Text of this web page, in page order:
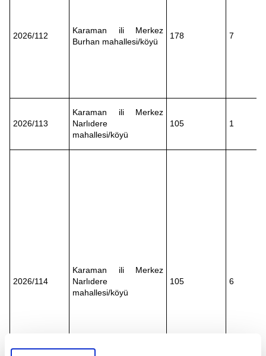
2026/112
Karaman ili Merkez
Burhan mahallesi/köyü
178 7
2026/113
Karaman ili Merkez
Narlıdere
mahallesi/köyü
105 1
2026/114
Karaman ili Merkez
Narlıdere
mahallesi/köyü
105 6